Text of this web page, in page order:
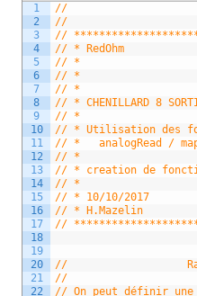
1
2
3
4
5
6
7
8
9
10
11
12
13
14
15
16
17
18
19
20
21
22
//
//
//
// * RedOhm
// *
// *
// *
// * CHENILLARD 8
// *
// * Utilisation des
// *   analogRead /
// *
// * creation de
// *
// * 10/10/2017
// * H.Mazelin
//
//
//
// On peut définir une